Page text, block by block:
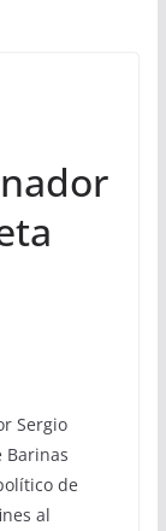
Sergio
Barinas
de
al